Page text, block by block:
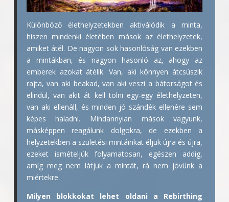
Különböző élethelyzetekben aktiválódik a minta,
hiszen mindenki életében mások az élethelyzetek,
amiket átél. De nagyon sok hasonlóság van ezekben
a mintákban, és nagyon hasonló az, ahogy az
emberek azokat átélik. Van, aki könnyen átcsúszik
rajta, van aki beakad, van aki veszi a bátorságot és
elindul, van akit át kell tolni egy-egy élethelyzeten,
van aki ellenáll, és minden jó szándék ellenére sem
képes haladni. Mindannyian mások vagyunk,
másképpen reagálunk dolgokra, de ezekben a
helyzetekben a születési mintáinkat éljük újra és újra,
ezeket ismételjük folyamatosan, egészen addig,
amíg meg nem látjuk a mintát, rá nem jövünk a
miértekre.
Milyen blokkokat lehet oldani a Rebirthing